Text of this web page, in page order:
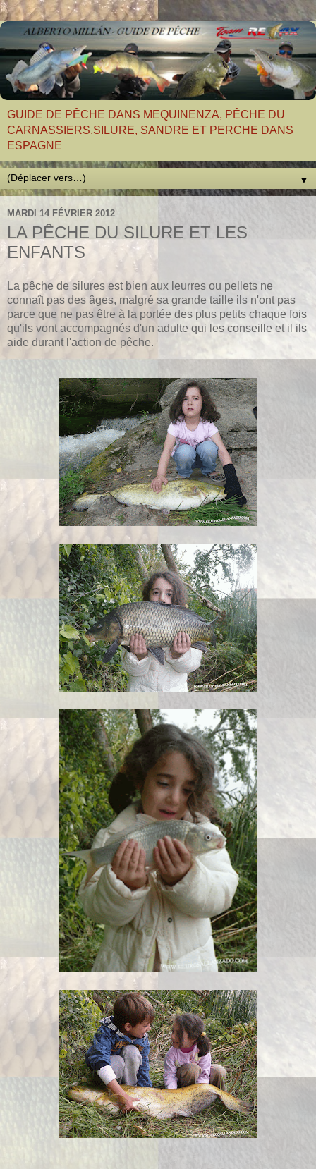
GUIDE DE PÊCHE DANS MEQUINENZA, PÊCHE DU
CARNASSIERS,SILURE, SANDRE ET PERCHE DANS
ESPAGNE
▼
MARDI 14 FÉVRIER 2012
LA PÊCHE DU SILURE ET LES
ENFANTS
La pêche de silures est bien aux leurres ou pellets ne
connaît pas des âges, malgré sa grande taille ils n'ont pas
parce que ne pas être à la portée des plus petits chaque fois
qu'ils vont accompagnés d'un adulte qui les conseille et il ils
aide durant l'action de pêche.